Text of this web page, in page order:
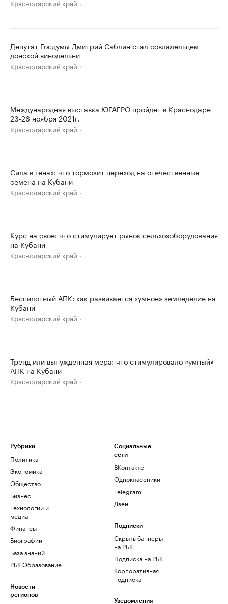
Краснодарский край
Депутат Госдумы Дмитрий Саблин стал совладельцем
донской винодельни
Краснодарский край
Международная выставка ЮГАГРО пройдет в Краснодаре
23-26 ноября 2021г.
Краснодарский край
Сила в генах: что тормозит переход на отечественные
семена на Кубани
Краснодарский край
Курс на свое: что стимулирует рынок сельхозоборудования
на Кубани
Краснодарский край
Беспилотный АПК: как развивается «умное» земледелие на
Кубани
Краснодарский край
Тренд или вынужденная мера: что стимулировало «умный»
АПК на Кубани
Краснодарский край
Рубрики
Политика
Экономика
Общество
Бизнес
Технологии и
медиа
Финансы
Биографии
База знаний
РБК Образование
Новости
регионов
Социальные
сети
ВКонтакте
Одноклассники
Telegram
Дзен
Подписки
Скрыть баннеры
на РБК
Подписка на РБК
Корпоративная
подписка
Уведомления